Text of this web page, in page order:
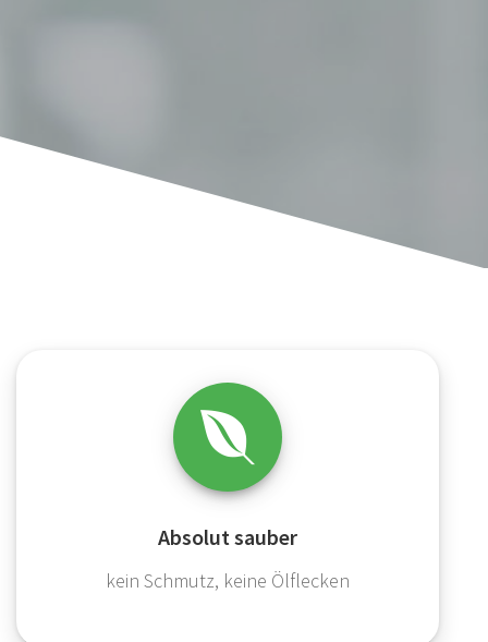
Absolut sauber
kein Schmutz, keine Ölflecken